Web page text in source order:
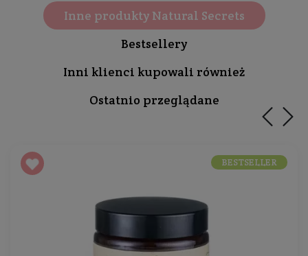
Inne produkty Natural Secrets
Bestsellery
Inni klienci kupowali również
Ostatnio przeglądane
BESTSELLER